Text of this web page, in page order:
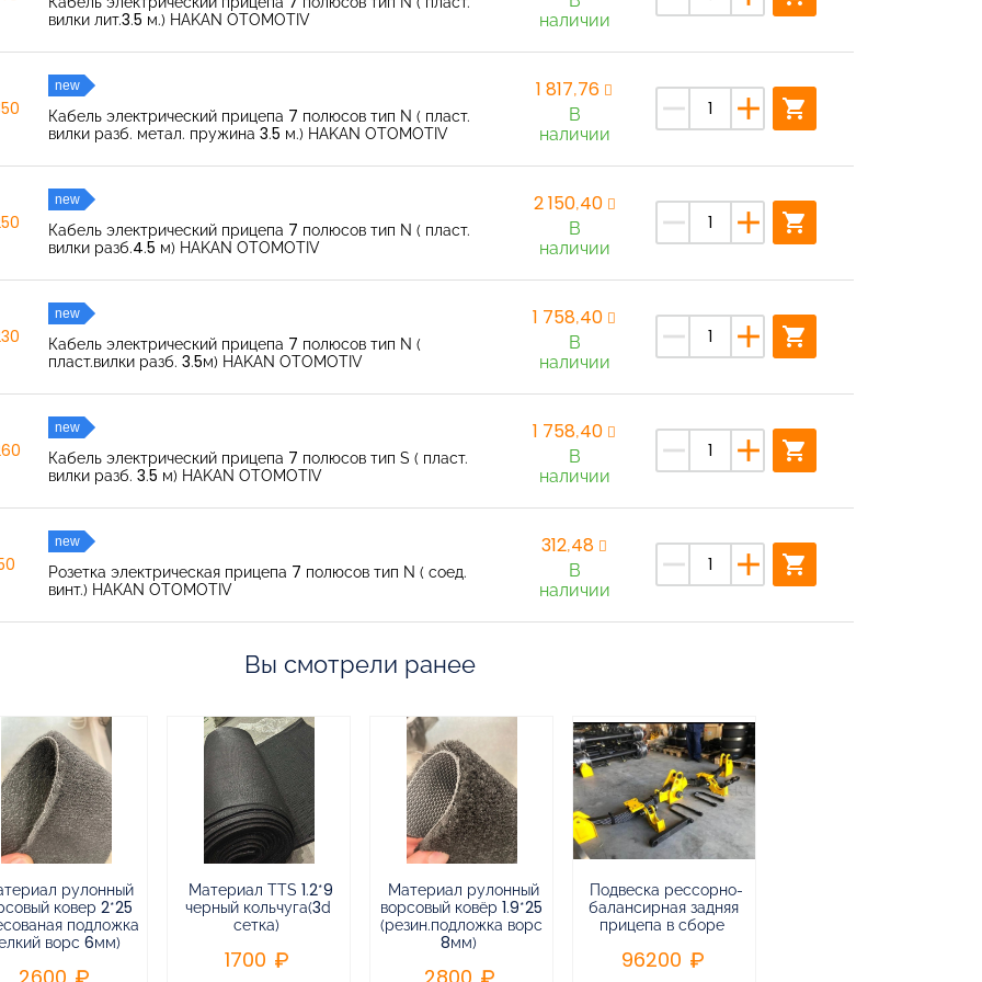
вилки лит.3.5 м.) HAKAN OTOMOTIV
наличии
new
Кабель электрический прицепа 7 полюсов тип N ( пласт.
вилки разб. метал. пружина 3.5 м.) HAKAN OTOMOTIV
1 817,76
В
наличии
remove add shopping_cart
new
Кабель электрический прицепа 7 полюсов тип N ( пласт.
вилки разб.4.5 м) HAKAN OTOMOTIV
2 150,40
В
наличии
remove add shopping_cart
new
Кабель электрический прицепа 7 полюсов тип N (
пласт.вилки разб. 3.5м) HAKAN OTOMOTIV
1 758,40
В
наличии
remove add shopping_cart
new
Кабель электрический прицепа 7 полюсов тип S ( пласт.
вилки разб. 3.5 м) HAKAN OTOMOTIV
1 758,40
В
наличии
remove add shopping_cart
new
Розетка электрическая прицепа 7 полюсов тип N ( соед.
винт.) HAKAN OTOMOTIV
312,48
В
наличии
remove add shopping_cart
Вы смотрели ранее
рулонный
ковер 2*25
подложка
ворс 6мм)
2600
Материал TTS 1.2*9
черный кольчуга(3d
сетка)
1700
Материал рулонный
ворсовый ковёр 1.9*25
(резин.подложка ворс
8мм)
2800
Подвеска рессорно-
балансирная задняя
прицепа в сборе
96200